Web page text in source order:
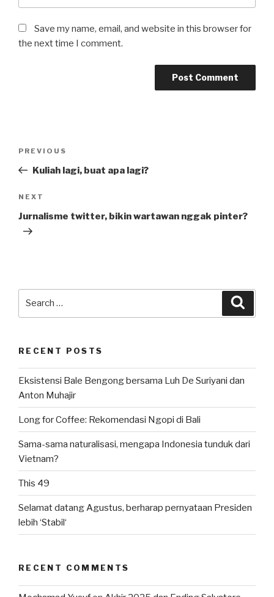
Save my name, email, and website in this browser for
the next time I comment.
Previous
Post
PREVIOUS
Kuliah lagi, buat apa lagi?
Next
Post
NEXT
Jurnalisme twitter, bikin wartawan nggak pinter?
RECENT POSTS
Eksistensi Bale Bengong bersama Luh De Suriyani dan
Anton Muhajir
Long for Coffee: Rekomendasi Ngopi di Bali
Sama-sama naturalisasi, mengapa Indonesia tunduk dari
Vietnam?
This 49
Selamat datang Agustus, berharap pernyataan Presiden
lebih ‘Stabil‘
RECENT COMMENTS